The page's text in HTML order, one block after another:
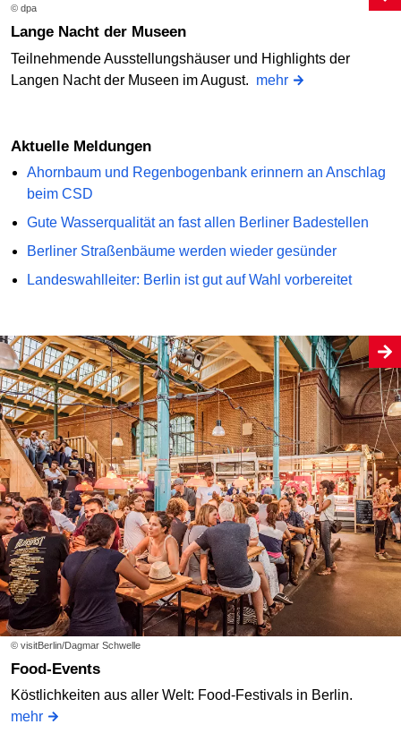
© dpa
Lange Nacht der Museen
Teilnehmende Ausstellungshäuser und Highlights der
Langen Nacht der Museen im August. mehr
Aktuelle Meldungen
Ahornbaum und Regenbogenbank erinnern an Anschlag
beim CSD
Gute Wasserqualität an fast allen Berliner Badestellen
Berliner Straßenbäume werden wieder gesünder
Landeswahlleiter: Berlin ist gut auf Wahl vorbereitet
© visitBerlin/Dagmar Schwelle
Food-Events
Köstlichkeiten aus aller Welt: Food-Festivals in Berlin.
mehr